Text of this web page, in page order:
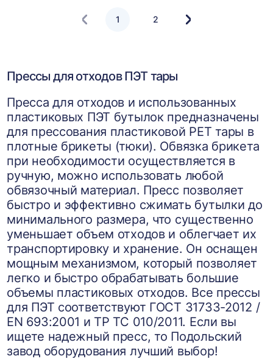
1 2
Следующая
Прессы для отходов ПЭТ тары
Пресса для отходов и использованных
пластиковых ПЭТ бутылок предназначены
для прессования пластиковой PET тары в
плотные брикеты (тюки). Обвязка брикета
при необходимости осуществляется в
ручную, можно использовать любой
обвязочный материал. Пресс позволяет
быстро и эффективно сжимать бутылки до
минимального размера, что существенно
уменьшает объем отходов и облегчает их
транспортировку и хранение. Он оснащен
мощным механизмом, который позволяет
легко и быстро обрабатывать большие
объемы пластиковых отходов. Все прессы
для ПЭТ соответствуют ГОСТ 31733-2012 /
EN 693:2001 и ТР ТС 010/2011. Если вы
ищете надежный пресс, то Подольский
завод оборудования лучший выбор!